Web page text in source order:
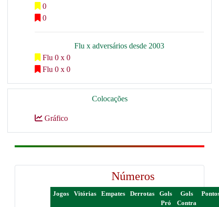
0
0
Flu x adversários desde 2003
Flu 0 x 0
Flu 0 x 0
Colocações
Gráfico
Números
Jogos Vitórias Empates Derrotas
Gols
Pró
Gols
Contra